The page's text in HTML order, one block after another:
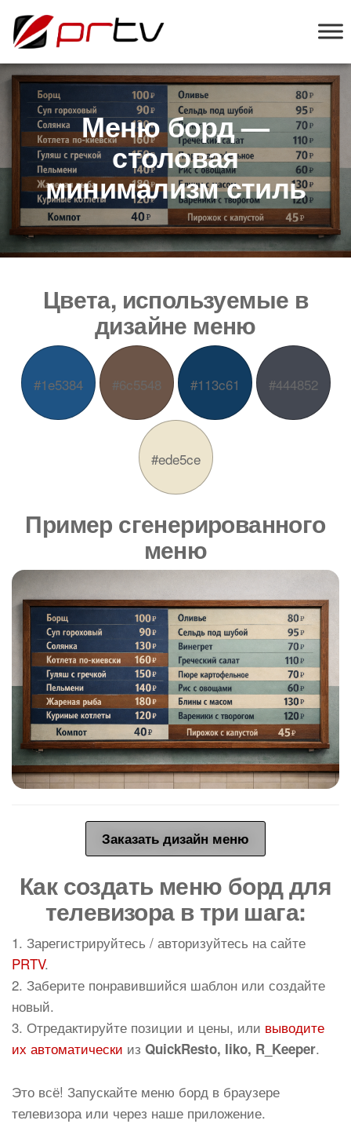
конструктор
слайд-шоу
для
телевизоров
Меню борд —
столовая
минимализм стиль
Цвета, используемые в
дизайне меню
#1e5384 #6c5548 #113c61 #444852
#ede5ce
Пример сгенерированного
меню
Заказать дизайн меню
Как создать меню борд для
телевизора в три шага:
1. Зарегистрируйтесь / авторизуйтесь на сайте
PRTV.
2. Заберите понравившийся шаблон или создайте
новый.
3. Отредактируйте позиции и цены, или выводите
их автоматически из QuickResto, Iiko, R_Keeper.
Это всё! Запускайте меню борд в браузере
телевизора или через наше приложение.